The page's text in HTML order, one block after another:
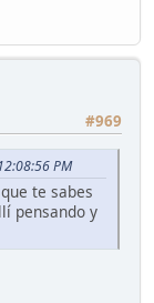
#969
PM
te sabes
pensando y